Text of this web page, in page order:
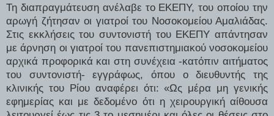
Τη διαπραγμάτευση ανέλαβε το ΕΚΕΠΥ, του οποίου την
αρωγή ζήτησαν οι γιατροί του Νοσοκομείου Αμαλιάδας.
Στις εκκλήσεις του συντονιστή του ΕΚΕΠΥ απάντησαν
με άρνηση οι γιατροί του πανεπιστημιακού νοσοκομείου
αρχικά προφορικά και στη συνέχεια -κατόπιν αιτήματος
του συντονιστή- εγγράφως, όπου ο διευθυντής της
κλινικής του Ρίου αναφέρει ότι: «Ως μέρα μη γενικής
εφημερίας και με δεδομένο ότι η χειρουργική αίθουσα